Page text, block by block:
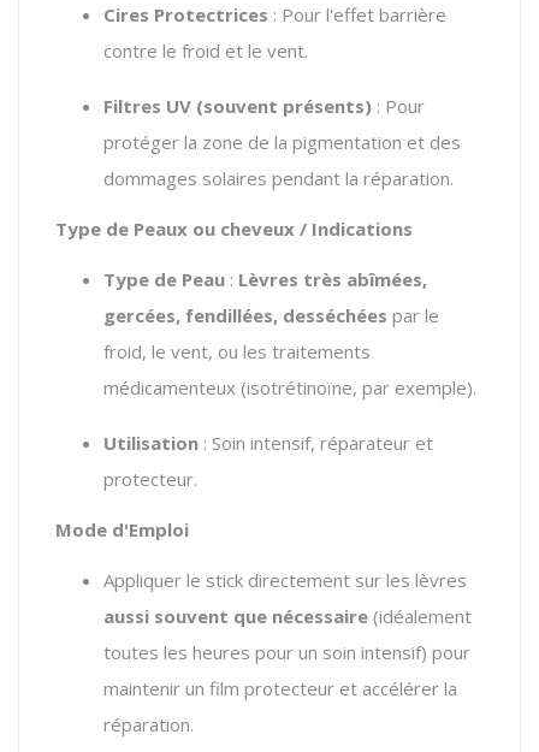
Cires Protectrices : Pour l'effet barrière
contre le froid et le vent.
Filtres UV (souvent présents) : Pour
protéger la zone de la pigmentation et des
dommages solaires pendant la réparation.
Type de Peaux ou cheveux / Indications
Type de Peau : Lèvres très abîmées,
gercées, fendillées, desséchées par le
froid, le vent, ou les traitements
médicamenteux (isotrétinoïne, par exemple).
Utilisation : Soin intensif, réparateur et
protecteur.
Mode d'Emploi
Appliquer le stick directement sur les lèvres
aussi souvent que nécessaire (idéalement
toutes les heures pour un soin intensif) pour
maintenir un film protecteur et accélérer la
réparation.